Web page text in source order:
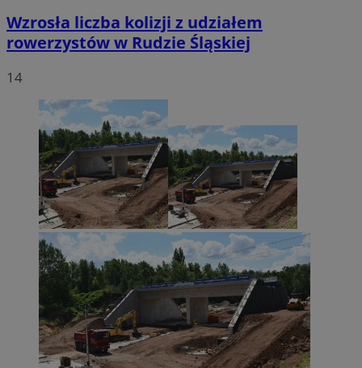
Wzrosła liczba kolizji z udziałem
rowerzystów w Rudzie Śląskiej
14